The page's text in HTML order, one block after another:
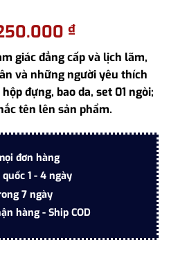
₫.
₫Giá
hiện
tại
là:
11.250.000
giác đẳng cấp và lịch lãm,
và những người yêu thích
đựng, bao da, set 01 ngòi;
tên lên sản phẩm.
đơn hàng
1 - 4 ngày
7 ngày
hàng - Ship COD
vàng 23k kèm hộp, bao da và túi